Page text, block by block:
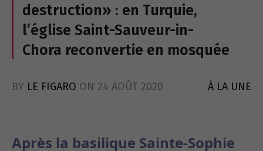
destruction» : en Turquie,
l’église Saint-Sauveur-in-
Chora reconvertie en mosquée
BY LE FIGARO ON 24 AOÛT 2020 À LA UNE
Après la basilique Sainte-Sophie